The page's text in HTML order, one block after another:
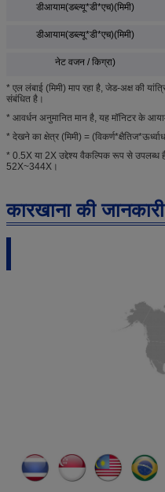
डीआयाम(डब्ल्यू*डी*एच)(मिमी)
डीआयाम(डब्ल्यू*डी*एच)(मिमी)
नेट वजन / किग्रा)
* एल लंबाई (मिमी) माप रहा है, जेड-अक्ष की
संबंधित है।
* आवर्धन अनुमानित मान है, यह मॉनिटर के
* देखने का क्षेत्र (मिमी) =
* 0.5X या 2X उद्देश्य वैकल्पिक रूप से
52X~344X।
कारखाना की जानकारी